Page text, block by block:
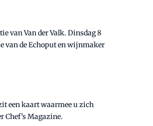
van Van der Valk. Dinsdag 8
van de Echoput en wijnmaker
een kaart waarmee u zich
Magazine.